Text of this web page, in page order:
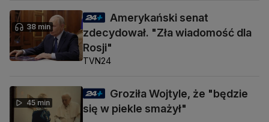
38 min
Amerykański senat
zdecydował. "Zła wiadomość dla
Rosji"
TVN24
45 min
Groziła Wojtyle, że "będzie
się w piekle smażył"